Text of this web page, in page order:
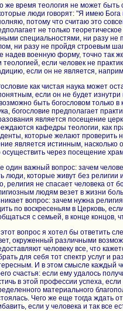
же время теология не может быть
люди говорят: "Я имею
потому что считаю это
не только
специальностями, ни разу не
ни разу не пройдя строевым
надев военную форму, точно так
теологией, если человек не
если он не является,
как чистая наука может
если он не будет
быть богословом только в
богословие предполагает
является посещение
кафедры теологии, как
которые желают проверить
является истинным, насколько
осуществить через посещение
один важный вопрос: зачем
люди, которые живут без религии
религия не спасает человека от
людям везет в жизни
вопрос: зачем нужна
по воскресеньям в Церковь,
с семьей, в конце концов,
вопрос я хотел бы ответить
окруженный различными
человеку все, что
для себя тот спектр услуг и
И в этом смысле каждый
счастья: если ему удалось
в этой профессии успеха,
материального
Чего же еще тогда ждать
если у человека и так все